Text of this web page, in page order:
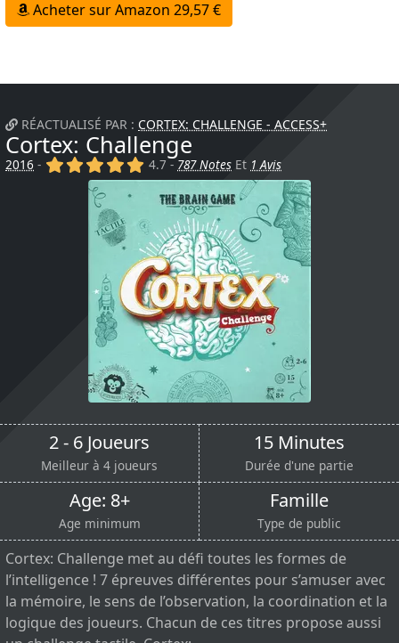
Acheter sur Amazon 29,57 €
RÉACTUALISÉ PAR : CORTEX: CHALLENGE - ACCESS+
Cortex: Challenge
2016 - (x) (x) (x) (x) (x)
4.7 - 787 Notes Et 1 Avis
2 - 6 Joueurs
Meilleur à 4 joueurs
15 Minutes
Durée d'une partie
Age: 8+
Age minimum
Famille
Type de public
Cortex: Challenge met au défi toutes les formes de
l’intelligence ! 7 épreuves différentes pour s’amuser avec
la mémoire, le sens de l’observation, la coordination et la
logique des joueurs. Chacun de ces titres propose aussi